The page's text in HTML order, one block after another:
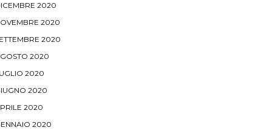
2020
2020
2020
2020
2020
2020
2020
2020